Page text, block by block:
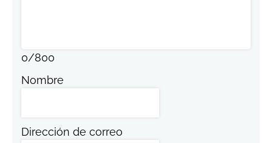
0/800
Nombre
Dirección de correo